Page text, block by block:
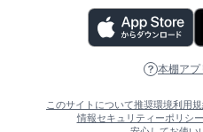
本棚アプ
このサイトについて推奨環境利用
情報セキュリティーポリシー